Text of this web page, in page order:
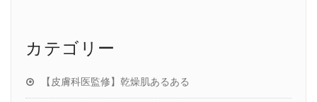
カテゴリー
【皮膚科医監修】乾燥肌あるある